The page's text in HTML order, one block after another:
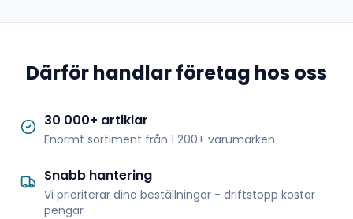
Därför handlar företag hos oss
30 000+ artiklar
Enormt sortiment från 1 200+ varumärken
Snabb hantering
Vi prioriterar dina beställningar - driftstopp kostar
pengar